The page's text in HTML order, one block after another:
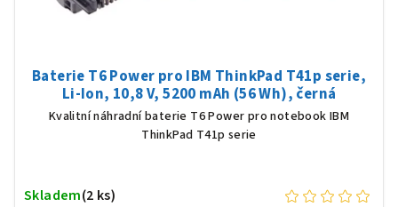
Baterie T6 Power pro IBM ThinkPad T41p serie,
Li-Ion, 10,8 V, 5200 mAh (56 Wh), černá
Kvalitní náhradní baterie T6 Power pro notebook IBM
ThinkPad T41p serie
Skladem(2 ks)